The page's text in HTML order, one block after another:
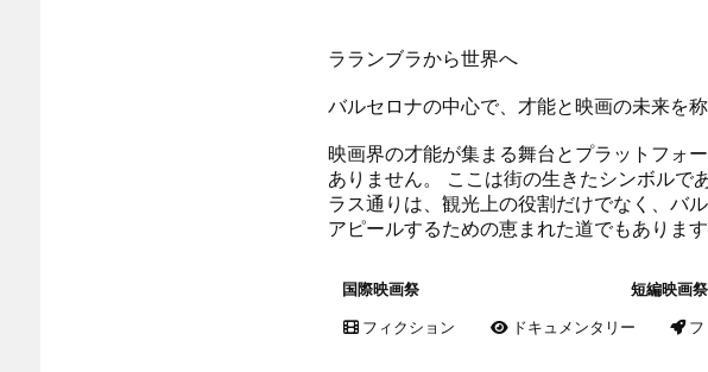
ラランブラから世界へ
バルセロナの中心で、才能と映画の未来を称
映画界の才能が集まる舞台とプラットフォ
ありません。 ここは街の生きたシンボルで
ラス通りは、観光上の役割だけでなく、バ
アピールするための恵まれた道でもあります
国際映画祭 短編映画祭
フィクション ドキュメンタリー フ